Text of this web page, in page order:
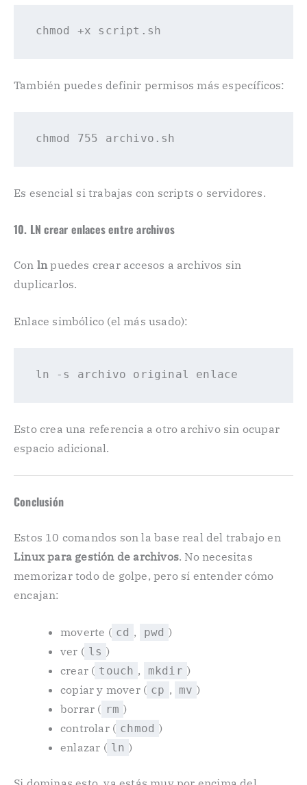
chmod +x script
También puedes definir permisos más específicos:
chmod 755 archivo .sh
Es esencial si trabajas con scripts o servidores.
10. LN crear enlaces entre archivos
Con lnpuedes crear accesos a archivos sin
duplicarlos.
Enlace simbólico (el más usado):
ln -s
Esto crea una referencia a otro archivo sin ocupar
espacio adicional.
Conclusión
Estos 10 comandos son la base real del trabajo en
Linux para gestión de archivos. No necesitas
memorizar todo de golpe, pero sí entender cómo
encajan:
moverte ( cd , pwd )
ver ( ls )
crear ( touch , mkdir )
copiar y mover ( cp , mv )
borrar ( rm )
controlar ( chmod )
enlazar ( ln )